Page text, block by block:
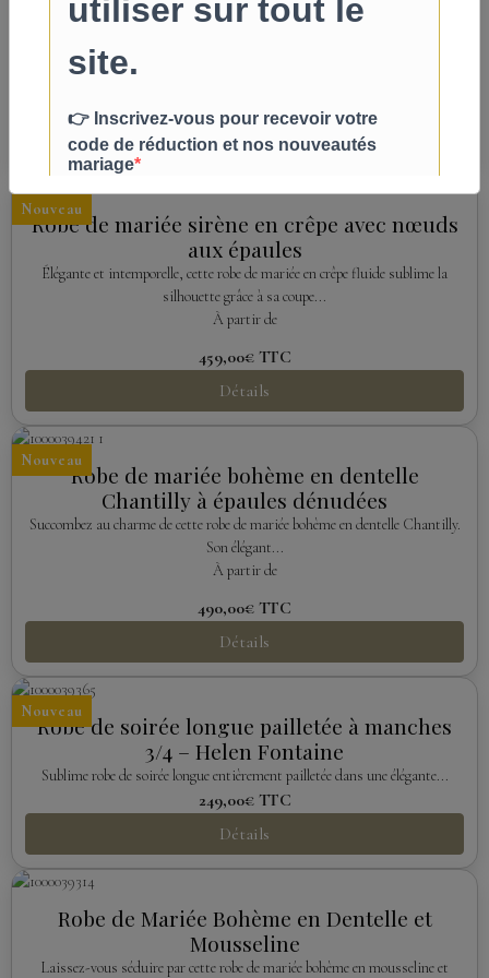
Laissez-vous séduire par cette robe de mariée au style bohème romantique,
Détails
Nouveau
Robe de mariée sirène en crêpe avec nœuds
aux épaules
Élégante et intemporelle, cette robe de mariée en crêpe fluide sublime la
silhouette grâce à sa coupe...
À partir de
459,00€ TTC
Détails
Nouveau
Robe de mariée bohème en dentelle
Chantilly à épaules dénudées
Succombez au charme de cette robe de mariée bohème en dentelle Chantilly.
Son élégant...
À partir de
490,00€ TTC
Détails
Nouveau
Robe de soirée longue pailletée à manches
3/4 – Helen Fontaine
Sublime robe de soirée longue entièrement pailletée dans une élégante...
249,00€ TTC
Détails
Robe de Mariée Bohème en Dentelle et
Mousseline
Laissez-vous séduire par cette robe de mariée bohème en mousseline et